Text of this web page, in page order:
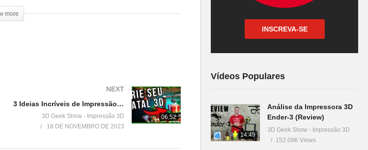
more
06:52
NEXT
3 Ideias Incríveis de Impressão 3D para o Natal!
3D Geek Show - Impressão 3D
18 DE NOVEMBRO DE 2023
INSCREVA-SE
Vídeos Populares
14:49
Análise da Impressora 3D
Ender-3 (Review)
3D Geek Show - Impressão 3D
152.09K Views